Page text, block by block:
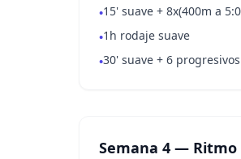
•15' suave + 8x(400m a
•1h rodaje suave
•30' suave + 6 progresivos
Semana 4 — Ritmo